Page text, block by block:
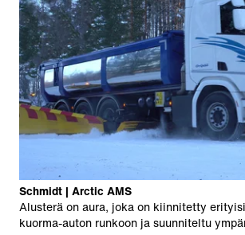
Schmidt | Arctic AMS
Alusterä on aura, joka on kiinnitetty
kuorma-auton runkoon ja suunniteltu